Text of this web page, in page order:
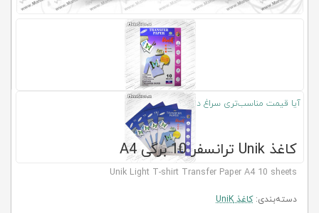
آیا قیمت مناسب‌تری سراغ دارید؟
کاغذ Unik ترانسفر 10 برگی A4
Unik Light T-shirt Transfer Paper A4 10 sheets
دسته‌بندی:کاغذ UniK